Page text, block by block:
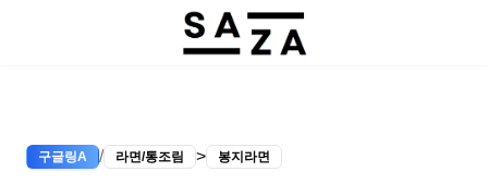
구글링A / 라면/통조림 > 봉지라면